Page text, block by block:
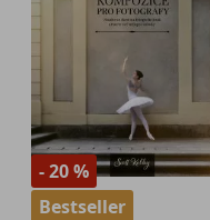
- 20 %
Bestseller